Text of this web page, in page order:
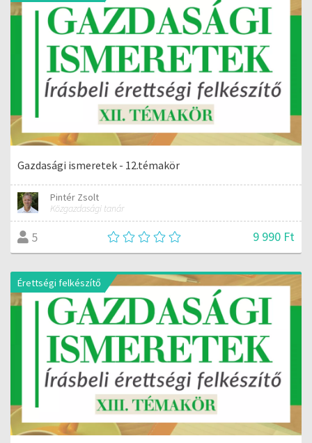
Gazdasági ismeretek - 12.témakör
Pintér Zsolt
Közgazdasági tanár
5 9 990 Ft
Érettségi felkészítő